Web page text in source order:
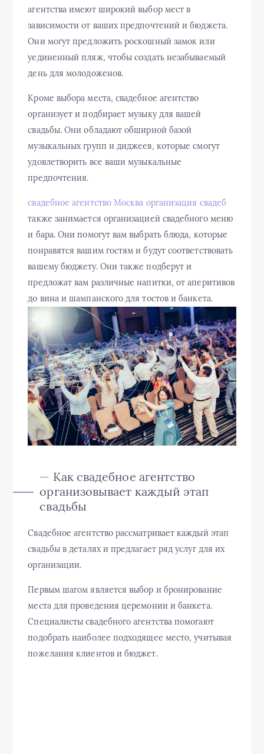
агентства имеют широкий выбор мест в
зависимости от ваших предпочтений и бюджета.
Они могут предложить роскошный замок или
уединенный пляж, чтобы создать незабываемый
день для молодоженов.
Кроме выбора места, свадебное агентство
организует и подбирает музыку для вашей
свадьбы. Они обладают обширной базой
музыкальных групп и диджеев, которые смогут
удовлетворить все ваши музыкальные
предпочтения.
свадебное агентство Москва организация свадеб
также занимается организацией свадебного меню
и бара. Они помогут вам выбрать блюда, которые
понравятся вашим гостям и будут соответствовать
вашему бюджету. Они также подберут и
предложат вам различные напитки, от аперитивов
до вина и шампанского для тостов и банкета.
— Как свадебное агентство
организовывает каждый этап
свадьбы
Свадебное агентство рассматривает каждый этап
свадьбы в деталях и предлагает ряд услуг для их
организации.
Первым шагом является выбор и бронирование
места для проведения церемонии и банкета.
Специалисты свадебного агентства помогают
подобрать наиболее подходящее место, учитывая
пожелания клиентов и бюджет.